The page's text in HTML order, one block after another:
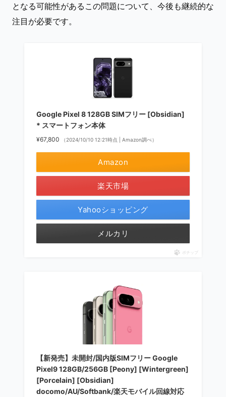
となる可能性があるこの問題について、今後も継続的な
注目が必要です。
Google Pixel 8 128GB SIMフリー [Obsidian]
* スマートフォン本体
¥67,800 （2024/10/10 12:21時点 | Amazon調べ）
Amazon
楽天市場
Yahooショッピング
メルカリ
ポチップ
【新発売】未開封/国内版SIMフリー Google
Pixel9 128GB/256GB [Peony] [Wintergreen]
[Porcelain] [Obsidian]
docomo/AU/Softbank/楽天モバイル回線対応